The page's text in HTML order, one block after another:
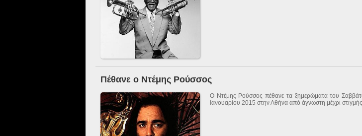
Πέθανε ο Ντέμης Ρούσσος
Ο Ντέμης Ρούσσος πέθανε τα ξημερώματα του
Ιανουαρίου 2015 στην Αθήνα από άγνωστη μέχρι στιγμής